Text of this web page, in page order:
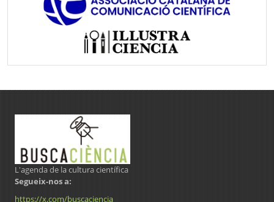
L'agenda de la cultura científica
Segueix-nos a:
https://x.com/buscaciencia